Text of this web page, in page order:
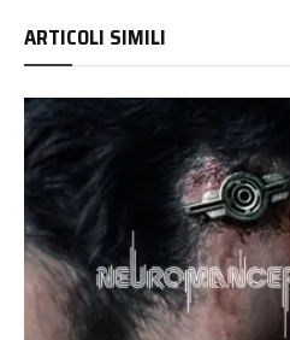
ARTICOLI SIMILI